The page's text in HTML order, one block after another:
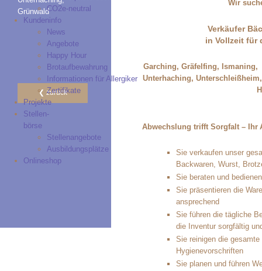
CO2e-neutral
Kundeninfo
News
Angebote
Happy Hour
Brotaufbewahrung
Informationen für Allergiker
Zertifikate
Projekte
Stellen-
börse
Stellenangebote
Ausbildungsplätze
Onlineshop
Grünwald
zurück
Wir
Verkäufer
in Vollzeit für
Garching, Gräfelfing,
Unterhaching,
Abwechslung trifft Sorg­falt – Ihr
Sie verkaufen unser
Backwaren, Wurst,
Sie beraten und
Sie präsentieren die
ansprechend
Sie führen die tägliche
die Inventur sorgfältig
Sie reinigen die
Hygienevorschriften
Sie planen und führen